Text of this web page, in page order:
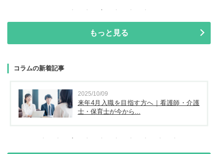
もっと見る
コラムの新着記事
2025/10/09
来年4月入職を目指す方へ｜看護師・介護
士・保育士が今から...